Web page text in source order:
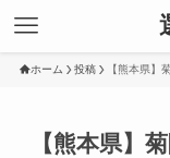
ホーム 投稿 【熊本県】
【熊本県】